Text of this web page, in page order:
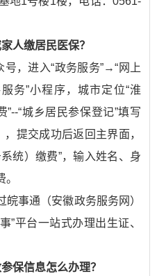
人缴居民医保？
号，进入“政务服务”→“网上
务”小程序，城市定位“淮
”--“城乡居民参保登记”填写
提交成功后返回主界面，
统）缴费”，输入姓名、身
事通（安徽政务服务网）
”平台一站式办理出生证、
保信息怎么办理？